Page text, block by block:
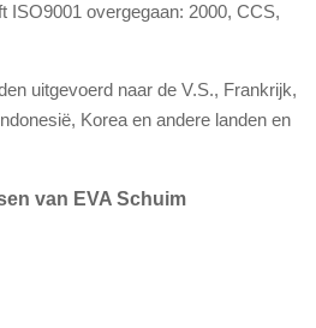
ISO9001 overgegaan: 2000, CCS,
uitgevoerd naar de V.S., Frankrijk,
Korea en andere landen en
van EVA Schuim